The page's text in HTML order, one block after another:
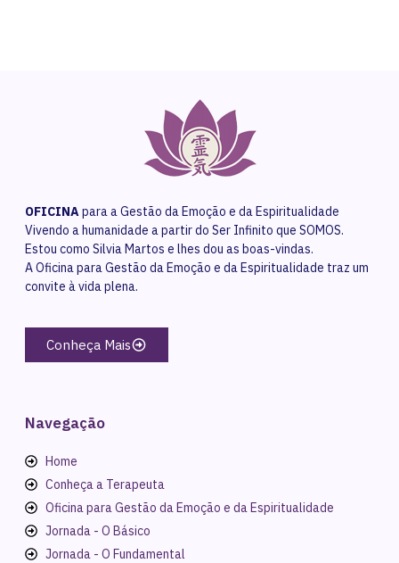
OFICINApara a Gestão da Emoção e da Espiritualidade
Vivendo a humanidade a partir do Ser Infinito que SOMOS.
Estou como Silvia Martos e lhes dou as boas-vindas.
A Oficina para Gestão da Emoção e da Espiritualidade traz um
convite à vida plena.
Conheça Mais
Navegação
Home
Conheça a Terapeuta
Oficina para Gestão da Emoção e da Espiritualidade
Jornada - O Básico
Jornada - O Fundamental